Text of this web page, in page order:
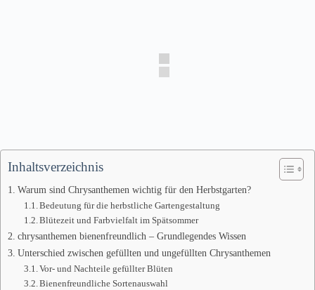
Inhaltsverzeichnis
Warum sind Chrysanthemen wichtig für den Herbstgarten?
Bedeutung für die herbstliche Gartengestaltung
Blütezeit und Farbvielfalt im Spätsommer
chrysanthemen bienenfreundlich – Grundlegendes Wissen
Unterschied zwischen gefüllten und ungefüllten Chrysanthemen
Vor- und Nachteile gefüllter Blüten
Bienenfreundliche Sortenauswahl